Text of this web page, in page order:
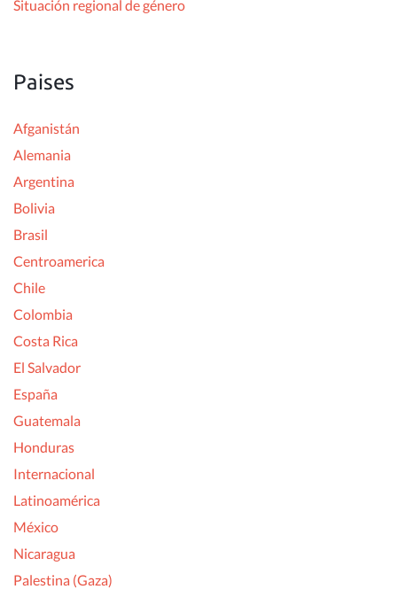
Situación regional de género
Paises
Afganistán
Alemania
Argentina
Bolivia
Brasil
Centroamerica
Chile
Colombia
Costa Rica
El Salvador
España
Guatemala
Honduras
Internacional
Latinoamérica
México
Nicaragua
Palestina (Gaza)